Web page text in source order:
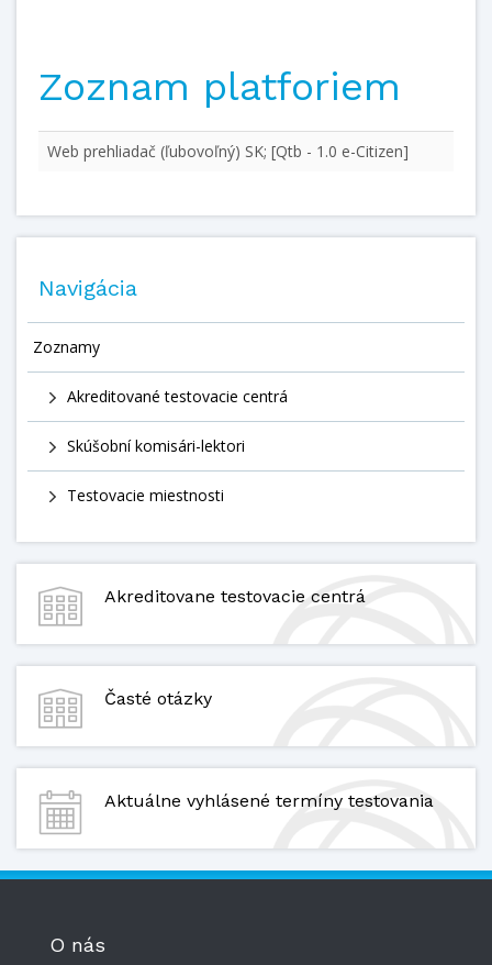
Zoznam platforiem
Web prehliadač (ľubovoľný) SK; [Qtb - 1.0 e-Citizen]
Navigácia
Zoznamy
Akreditované testovacie centrá
Skúšobní komisári-lektori
Testovacie miestnosti
Akreditovane testovacie centrá
Časté otázky
Aktuálne vyhlásené termíny testovania
O nás